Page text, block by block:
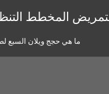
المخطط
ما هي حجج ويلان السبع